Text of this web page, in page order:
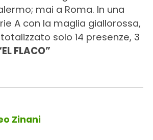
mai a Roma. In una
A con la maglia giallorossa,
solo 14 presenze, 3
FLACO”
Zinani